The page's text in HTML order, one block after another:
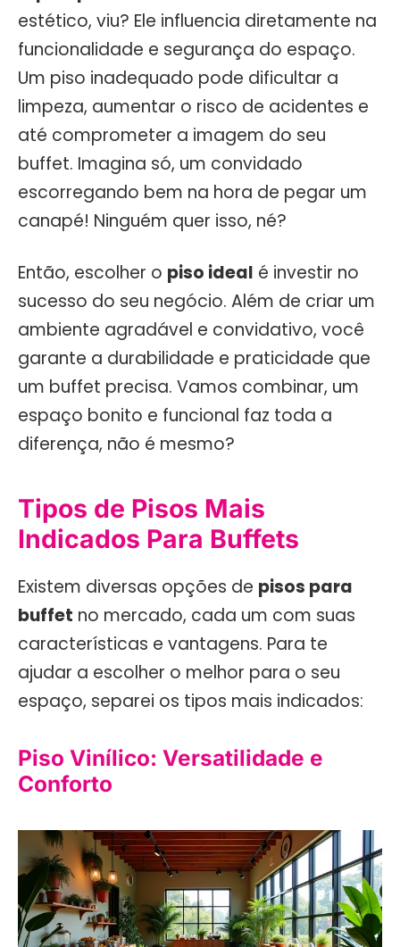
estético, viu? Ele influencia diretamente na
funcionalidade e segurança do espaço.
Um piso inadequado pode dificultar a
limpeza, aumentar o risco de acidentes e
até comprometer a imagem do seu
buffet. Imagina só, um convidado
escorregando bem na hora de pegar um
canapé! Ninguém quer isso, né?
Então, escolher o piso ideal é investir no
sucesso do seu negócio. Além de criar um
ambiente agradável e convidativo, você
garante a durabilidade e praticidade que
um buffet precisa. Vamos combinar, um
espaço bonito e funcional faz toda a
diferença, não é mesmo?
Tipos de Pisos Mais
Indicados Para Buffets
Existem diversas opções de pisos para
buffet no mercado, cada um com suas
características e vantagens. Para te
ajudar a escolher o melhor para o seu
espaço, separei os tipos mais indicados:
Piso Vinílico: Versatilidade e
Conforto